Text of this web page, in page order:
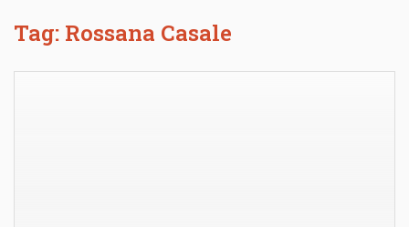
Tag: Rossana Casale